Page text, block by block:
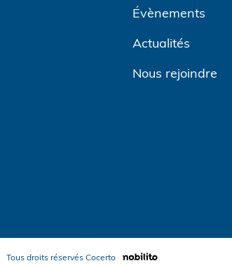
Évènements
Actualités
Nous rejoindre
Tous droits réservés Cocerto